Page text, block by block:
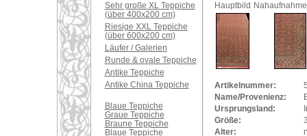
Sehr große XL Teppiche
(über 400x200 cm)
Riesige XXL Teppiche
(über 600x200 cm)
Läufer / Galerien
Runde & ovale Teppiche
Antike Teppiche
Antike China Teppiche
Blaue Teppiche
Graue Teppiche
Braune Teppiche
Blaue Teppiche
Hauptbild
Artikelnummer:
Name/Provenienz:
Ursprungsland:
Größe:
Alter: